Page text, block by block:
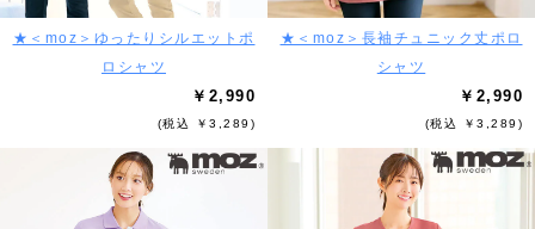
★＜moz＞ゆったりシルエットポ
ロシャツ
￥2,990
(税込 ￥3,289)
★＜moz＞長袖チュニック丈ポロ
シャツ
￥2,990
(税込 ￥3,289)